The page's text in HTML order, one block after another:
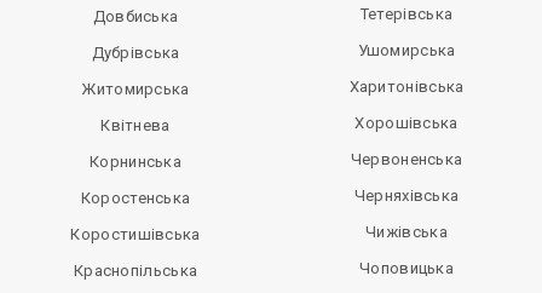
Довбиська
Дубрівська
Житомирська
Квітнева
Корнинська
Коростенська
Коростишівська
Краснопільська
Тетерівська
Ушомирська
Харитонівська
Хорошівська
Червоненська
Черняхівська
Чижівська
Чоповицька